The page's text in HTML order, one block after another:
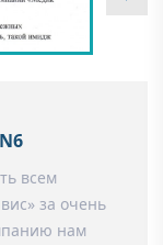
всем
за очень
нам